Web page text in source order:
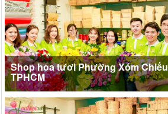
Shop hoa tươi Phường Xóm Chiếu
TPHCM